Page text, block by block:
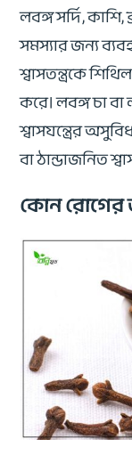
লবঙ্গ সর্দি, কাশি,
সমস্যার জন্য
শ্বাসতন্ত্রকে
করে। লবঙ্গ চা
শ্বাসযন্ত্রের
বা ঠান্ডাজনিত
কোন রোগের